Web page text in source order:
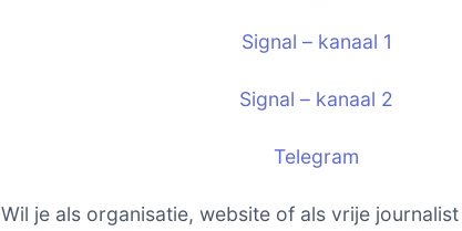
Signal – kanaal 1
Signal – kanaal 2
Telegram
Wil je als organisatie, website of als vrije